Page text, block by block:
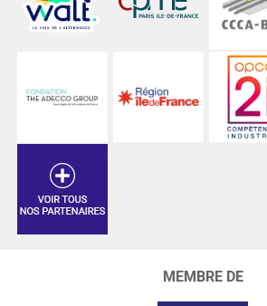
MEMBRE DE